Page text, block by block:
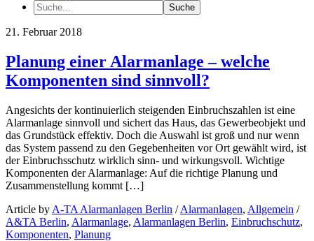
21. Februar 2018
Planung einer Alarmanlage – welche
Komponenten sind sinnvoll?
Angesichts der kontinuierlich steigenden Einbruchszahlen ist eine
Alarmanlage sinnvoll und sichert das Haus, das Gewerbeobjekt und
das Grundstück effektiv. Doch die Auswahl ist groß und nur wenn
das System passend zu den Gegebenheiten vor Ort gewählt wird, ist
der Einbruchsschutz wirklich sinn- und wirkungsvoll. Wichtige
Komponenten der Alarmanlage: Auf die richtige Planung und
Zusammenstellung kommt […]
Article by A-TA Alarmanlagen Berlin /Alarmanlagen, Allgemein /
A&TA Berlin, Alarmanlage, Alarmanlagen Berlin, Einbruchschutz,
Komponenten, Planung